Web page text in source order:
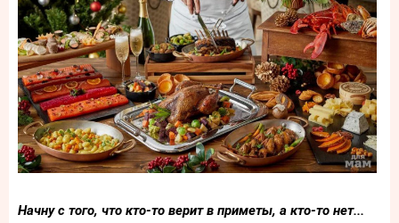
Начну с того, что кто-то верит в приметы, а кто-то нет...